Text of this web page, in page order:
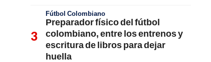
Fútbol Colombiano
Preparador físico del fútbol
colombiano, entre los entrenos y
escritura de libros para dejar
huella